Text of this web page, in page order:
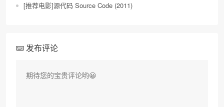
[推荐电影]源代码 Source Code (2011)
发布评论